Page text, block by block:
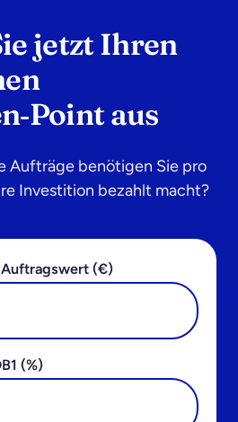
jetzt Ihren
aus
Aufträge benötigen Sie pro
Investition bezahlt macht?
(€)
(%)